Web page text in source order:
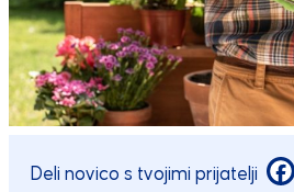
Deli novico s tvojimi prijatelji